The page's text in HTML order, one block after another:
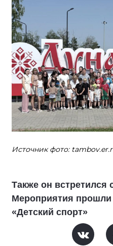
Источник фото:
Также он встретился
Мероприятия прошли
«Детский спорт»